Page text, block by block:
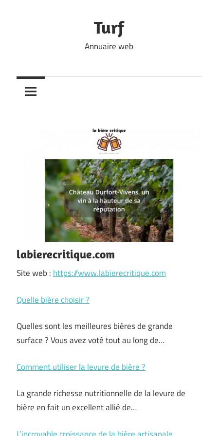
Turf
Annuaire web
labierecritique.com
Site web : https://www.labierecritique.com
Quelle bière choisir ?
Quelles sont les meilleures bières de grande
surface ? Vous avez voté tout au long de…
Comment utiliser la levure de bière ?
La grande richesse nutritionnelle de la levure de
bière en fait un excellent allié de…